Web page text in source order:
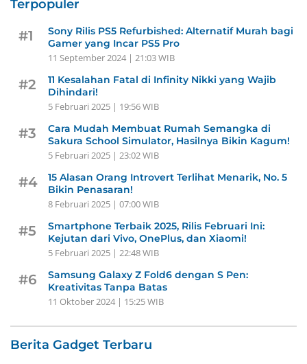
Terpopuler
#1
Sony Rilis PS5 Refurbished: Alternatif Murah bagi
Gamer yang Incar PS5 Pro
11 September 2024 | 21:03 WIB
#2
11 Kesalahan Fatal di Infinity Nikki yang Wajib
Dihindari!
5 Februari 2025 | 19:56 WIB
#3
Cara Mudah Membuat Rumah Semangka di
Sakura School Simulator, Hasilnya Bikin Kagum!
5 Februari 2025 | 23:02 WIB
#4
15 Alasan Orang Introvert Terlihat Menarik, No. 5
Bikin Penasaran!
8 Februari 2025 | 07:00 WIB
#5
Smartphone Terbaik 2025, Rilis Februari Ini:
Kejutan dari Vivo, OnePlus, dan Xiaomi!
5 Februari 2025 | 22:48 WIB
#6
Samsung Galaxy Z Fold6 dengan S Pen:
Kreativitas Tanpa Batas
11 Oktober 2024 | 15:25 WIB
Berita Gadget Terbaru